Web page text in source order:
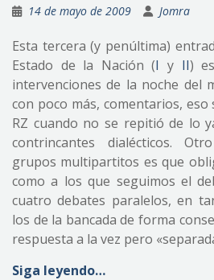
14 de mayo de 2009 Jomra
Esta tercera (y penúltima)
Estado de la Nación (I y II)
intervenciones de la noche del
con poco más, comentarios, eso
RZ cuando no se repitió de lo
contrincantes dialécticos.
grupos multipartitos es que
como a los que seguimos el
cuatro debates paralelos, en
los de la bancada de forma
respuesta a la vez pero
Siga leyendo…